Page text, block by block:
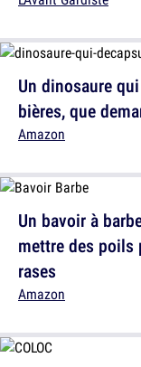
Un dinosaure
bières, que
Amazon
Un bavoir à
mettre des
rases
Amazon